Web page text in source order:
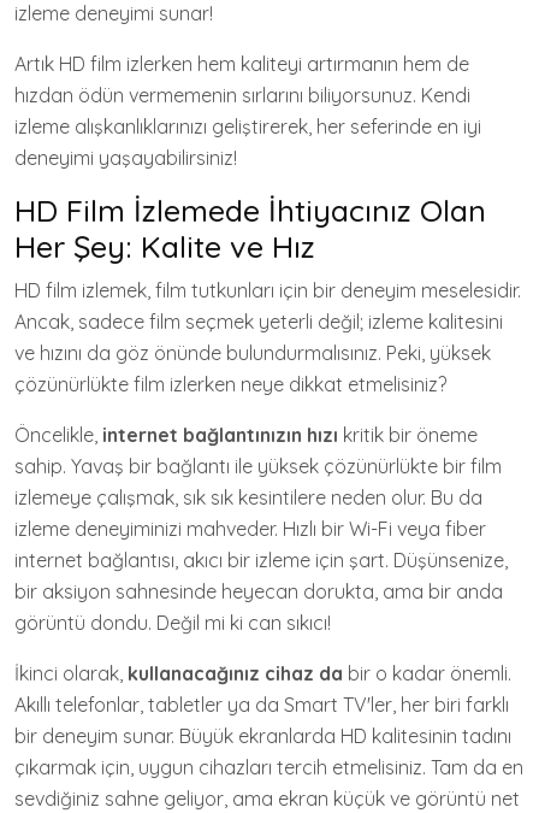
izleme deneyimi sunar!
Artık HD film izlerken hem kaliteyi artırmanın hem de
hızdan ödün vermemenin sırlarını biliyorsunuz. Kendi
izleme alışkanlıklarınızı geliştirerek, her seferinde en iyi
deneyimi yaşayabilirsiniz!
HD Film İzlemede İhtiyacınız Olan
Her Şey: Kalite ve Hız
HD film izlemek, film tutkunları için bir deneyim meselesidir.
Ancak, sadece film seçmek yeterli değil; izleme kalitesini
ve hızını da göz önünde bulundurmalısınız. Peki, yüksek
çözünürlükte film izlerken neye dikkat etmelisiniz?
Öncelikle, internet bağlantınızın hızı kritik bir öneme
sahip. Yavaş bir bağlantı ile yüksek çözünürlükte bir film
izlemeye çalışmak, sık sık kesintilere neden olur. Bu da
izleme deneyiminizi mahveder. Hızlı bir Wi-Fi veya fiber
internet bağlantısı, akıcı bir izleme için şart. Düşünsenize,
bir aksiyon sahnesinde heyecan dorukta, ama bir anda
görüntü dondu. Değil mi ki can sıkıcı!
İkinci olarak, kullanacağınız cihaz da bir o kadar önemli.
Akıllı telefonlar, tabletler ya da Smart TV'ler, her biri farklı
bir deneyim sunar. Büyük ekranlarda HD kalitesinin tadını
çıkarmak için, uygun cihazları tercih etmelisiniz. Tam da en
sevdiğiniz sahne geliyor, ama ekran küçük ve görüntü net